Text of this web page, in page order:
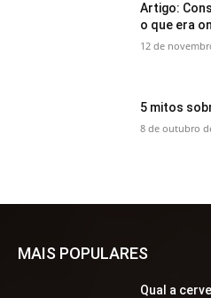
Artigo:
o que era
12 de
5 mitos
8 de outubro
MAIS POPULARES
Qual a